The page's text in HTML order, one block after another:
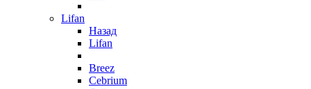
Lifan
Назад
Lifan
Breez
Cebrium